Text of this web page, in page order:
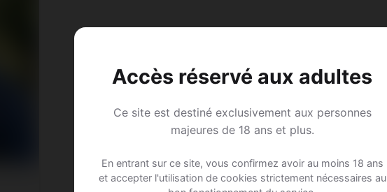
Accès réservé aux adultes
Ce site est destiné exclusivement aux personnes
majeures de 18 ans et plus.
En entrant sur ce site, vous confirmez avoir au moins 18 ans
et accepter l'utilisation de cookies strictement nécessaires au